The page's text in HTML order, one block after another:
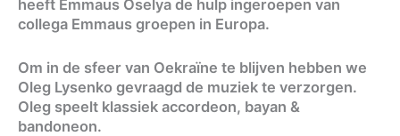
heeft Emmaus Oselya de hulp ingeroepen van
collega Emmaus groepen in Europa.
Om in de sfeer van Oekraïne te blijven hebben we
Oleg Lysenko gevraagd de muziek te verzorgen.
Oleg speelt klassiek accordeon, bayan &
bandoneon.